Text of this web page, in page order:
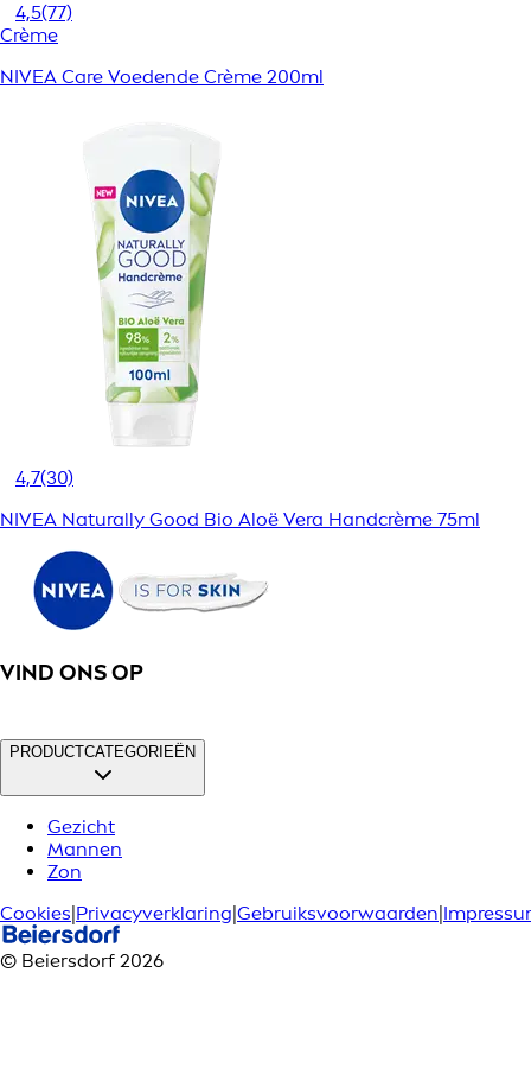
4,5(77)
Crème
NIVEA Care Voedende Crème 200ml
4,7(30)
NIVEA Naturally Good Bio Aloë Vera Handcrème 75ml
VIND ONS OP
PRODUCTCATEGORIEËN
Gezicht
Mannen
Zon
Cookies|Privacyverklaring|Gebruiksvoorwaarden|
© Beiersdorf 2026